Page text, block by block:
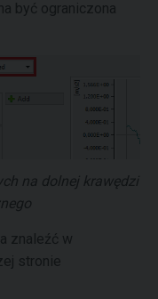
być ograniczona
na dolnej krawędzi
znaleźć w
stronie